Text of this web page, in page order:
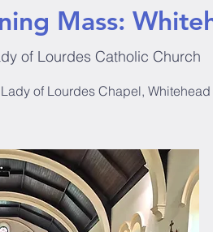
Mass:
of Lourdes Catholic Church
of Lourdes Chapel, Whitehead